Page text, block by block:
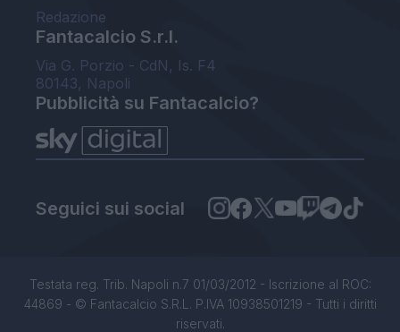
Redazione
Fantacalcio S.r.l.
Via G. Porzio - CdN, Is. F4
80143, Napoli
Pubblicità su Fantacalcio?
Seguici sui social
Testata reg. Trib. Napoli n.7 01/03/2012 - Iscrizione al ROC:
44869 - © Fantacalcio S.R.L. P.IVA 10938501219 - Tutti i diritti
riservati.